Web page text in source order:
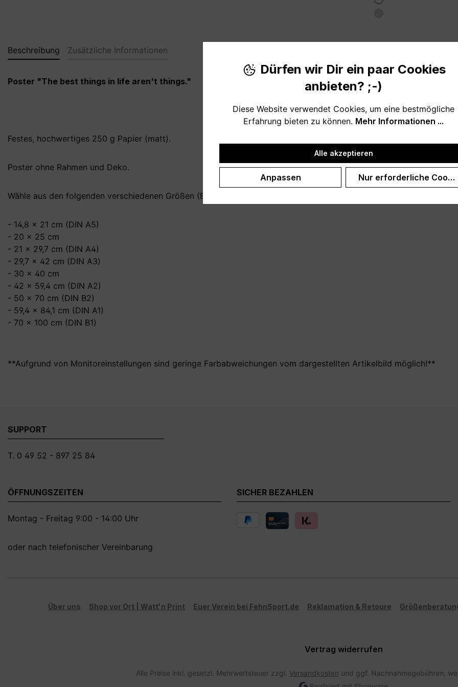
Beschreibung Zusätzliche Informationen
Poster "The best things in life aren't things."
Festes, hochwertiges 250 g Papier (matt).
Poster ohne Rahmen und Deko.
Wähle aus den folgenden verschiedenen Größen (B x H):
- 14,8 x 21 cm (DIN A5)
- 20 x 25 cm
- 21 x 29,7 cm (DIN A4)
- 29,7 x 42 cm (DIN A3)
- 30 x 40 cm
- 42 x 59,4 cm (DIN A2)
- 50 x 70 cm (DIN B2)
- 59,4 x 84,1 cm (DIN A1)
- 70 x 100 cm (DIN B1)
**Aufgrund von Monitoreinstellungen sind geringe Farbabweichungen vom dargestellten Artikelbild möglich!**
SUPPORT
T. 0 49 52 - 897 25 84
ÖFFNUNGSZEITEN
Montag - Freitag 9:00 - 14:00 Uhr
oder nach telefonischer Vereinbarung
SICHER BEZAHLEN
Über uns Shop vor Ort | Watt'n Print Euer Verein bei FehnSport.de Reklamation & Retoure
Vertrag widerrufen
Alle Preise inkl. gesetzl. Mehrwertsteuer zzgl. Versandkosten und ggf. Nachnahmegebühren,
Dürfen wir Dir ein paar Cookies
anbieten? ;-)
Diese Website verwendet Cookies, um eine bestmögliche
Erfahrung bieten zu können. Mehr Informationen ...
Alle akzeptieren
Anpassen Nur erforderliche